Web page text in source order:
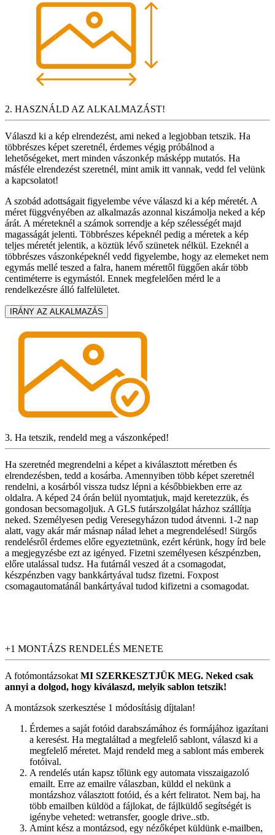
2. HASZNÁLD AZ ALKALMAZÁST!
Válaszd ki a kép elrendezést, ami neked a legjobban tetszik. Ha
többrészes képet szeretnél, érdemes végig próbálnod a
lehetőségeket, mert minden vászonkép másképp mutatós. Ha
másféle elrendezést szeretnél, mint amik itt vannak, vedd fel velünk
a kapcsolatot!
A szobád adottságait figyelembe véve válaszd ki a kép méretét. A
méret függvényében az alkalmazás azonnal kiszámolja neked a kép
árát. A méreteknél a számok sorrendje a kép szélességét majd
magasságát jelenti. Többrészes képeknél pedig a méretek a kép
teljes méretét jelentik, a köztük lévő szünetek nélkül. Ezeknél a
többrészes vászonképeknél vedd figyelembe, hogy az elemeket nem
egymás mellé teszed a falra, hanem mérettől függően akár több
centiméterre is egymástól. Ennek megfelelően mérd le a
rendelkezésre álló falfelületet.
IRÁNY AZ ALKALMAZÁS
3. Ha tetszik, rendeld meg a vászonképed!
Ha szeretnéd megrendelni a képet a kiválasztott méretben és
elrendezésben, tedd a kosárba. Amennyiben több képet szeretnél
rendelni, a kosárból vissza tudsz lépni a későbbiekben erre az
oldalra. A képed 24 órán belül nyomtatjuk, majd keretezzük, és
gondosan becsomagoljuk. A GLS futárszolgálat házhoz szállítja
neked. Személyesen pedig Veresegyházon tudod átvenni. 1-2 nap
alatt, vagy akár már másnap nálad lehet a megrendelésed! Sürgős
rendelésről érdemes előre egyeztetnünk, ezért kérünk, hogy írd bele
a megjegyzésbe ezt az igényed. Fizetni személyesen készpénzben,
előre utalással tudsz. Ha futárnál veszed át a csomagodat,
készpénzben vagy bankkártyával tudsz fizetni. Foxpost
csomagautomatánál bankártyával tudod kifizetni a csomagodat.
+1 MONTÁZS RENDELÉS MENETE
A fotómontázsokat MI SZERKESZTJÜK MEG. Neked csak
annyi a dolgod, hogy kiválaszd, melyik sablon tetszik!
A montázsok szerkesztése 1 módosításig díjtalan!
Érdemes a saját fotóid darabszámához és formájához igazítani
a keresést. Ha megtaláltad a megfelelő sablont, válaszd ki a
megfelelő méretet. Majd rendeld meg a sablont más emberek
fotóival.
A rendelés után kapsz tőlünk egy automata visszaigazoló
emailt. Erre az emailre válaszban, küldd el nekünk a
montázshoz választott fotóid, és a kért feliratot. Nem baj, ha
több emailben küldöd a fájlokat, de fájlküldő segítségét is
igénybe veheted: wetransfer, google drive..stb.
Amint kész a montázsod, egy nézőképet küldünk e-mailben,